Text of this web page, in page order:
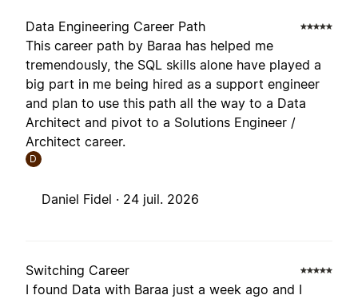
Data Engineering Career Path
This career path by Baraa has helped me
tremendously, the SQL skills alone have played a
big part in me being hired as a support engineer
and plan to use this path all the way to a Data
Architect and pivot to a Solutions Engineer /
Architect career.
D
Daniel Fidel · 24 juil. 2026
Switching Career
I found Data with Baraa just a week ago and I